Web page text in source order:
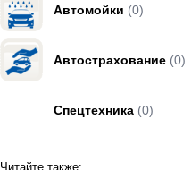
Автомойки (0)
Автострахование (0)
Спецтехника (0)
Читайте также: